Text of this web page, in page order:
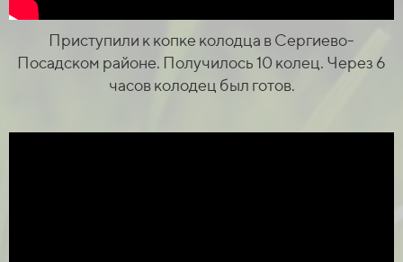
Приступили к копке колодца в Сергиево-
Посадском районе. Получилось 10 колец. Через 6
часов колодец был готов.